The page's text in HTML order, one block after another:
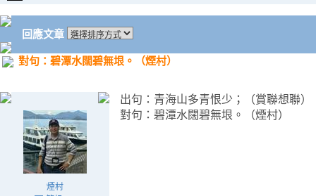
回應文章
對句：碧潭水闊碧無垠。（煙村）
煙村
出句：青海山多青恨少；（賞聯想聯）
對句：碧潭水闊碧無垠。（煙村）